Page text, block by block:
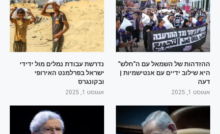
ההזדהות של השמאל עם ה"חלש"
היא שילוב ידיים עם אנטישמיות |
דעה
אוגוסט 1, 2025
נדרשת עבודת נמלים מול ידידי
ישראל בפרלמנט האירופי
ובקונגרס
אוגוסט 1, 2025